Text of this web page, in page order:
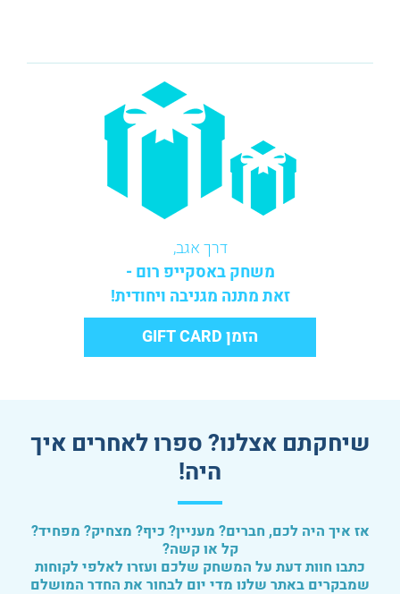
דרך אגב,
משחק באסקייפ רום -
זאת מתנה מגניבה ויחודית!
הזמן GIFT CARD
שיחקתם אצלנו? ספרו לאחרים איך
היה!
אז איך היה לכם, חברים? מעניין? כיף? מצחיק? מפחיד?
קל או קשה?
כתבו חוות דעת על המשחק שלכם ועזרו לאלפי לקוחות
שמבקרים באתר שלנו מדי יום לבחור את החדר המושלם